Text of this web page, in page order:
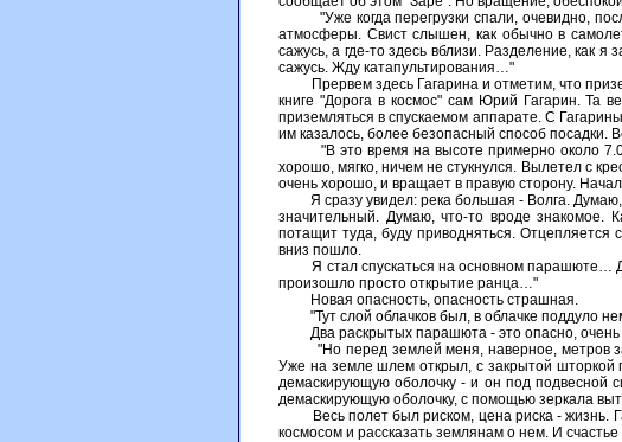
"Уже когда перегрузки спали, очевидно,
атмосферы. Свист слышен, как обычно в
сажусь, а где-то здесь вблизи. Разделение, как
сажусь. Жду катапультирования…"
Прервем здесь Гагарина и отметим, что
книге "Дорога в космос" сам Юрий Гагарин. Та
приземляться в спускаемом аппарате. С
им казалось, более безопасный способ посадки.
"В это время на высоте примерно около
хорошо, мягко, ничем не стукнулся. Вылетел с
очень хорошо, и вращает в правую сторону.
Я сразу увидел: река большая - Волга. Думаю,
значительный. Думаю, что-то вроде знакомое.
потащит туда, буду приводняться.
вниз пошло.
Я стал спускаться на основном парашюте…
произошло просто открытие ранца…"
Новая опасность, опасность страшная.
"Тут слой облачков был, в облачке поддуло
Два раскрытых парашюта - это опасно, очень
"Но перед землей меня, наверное, метров за
Уже на земле шлем открыл, с закрытой шторкой
демаскирующую оболочку - и он под подвесной
демаскирующую оболочку, с помощью зеркала
Весь полет был риском, цена риска - жизнь.
космосом и рассказать землянам о нем. И